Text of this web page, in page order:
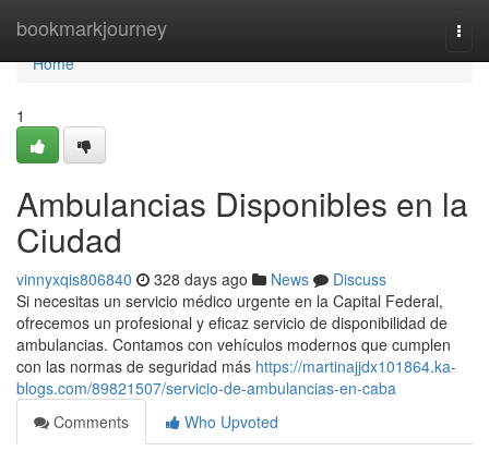
bookmarkjourney
Home
Home
1
Ambulancias Disponibles en la
Ciudad
vinnyxqis806840 328 days ago News
Discuss
Si necesitas un servicio médico urgente en la Capital Federal,
ofrecemos un profesional y eficaz servicio de disponibilidad de
ambulancias. Contamos con vehículos modernos que cumplen
con las normas de seguridad más https://martinajjdx101864.ka-
blogs.com/89821507/servicio-de-ambulancias-en-caba
Comments
Who Upvoted